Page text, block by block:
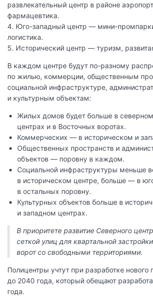
развлекательный центр в районе
фармацевтика.
4. Юго-западный центр — мини-
логистика.
5. Исторический центр — туризм,
В каждом центре будут по-разному
по жилью, коммерции, общественным
социальной инфраструктуре,
и культурным объектам:
Жилых домов будет больше в
центрах и в Восточных воротах.
Коммерческих — в историческом и
Общественных пространств и
объектов — поровну в каждом.
Социальной инфраструктуры меньше
в историческом центре, больше — в
в остальных поровну.
Культурных объектов больше в
и западном центрах.
В приоритете развитие Северного
сеткой улиц для квартальной
ворот со свободными территориями.
Полицентры учтут при разработке нового
до 2040 года, который обещают
года.